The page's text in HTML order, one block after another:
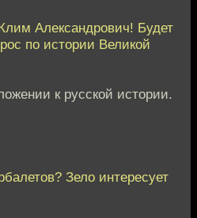
Александрович! Будет
по истории Великой
к русской истории.
Зело интересует